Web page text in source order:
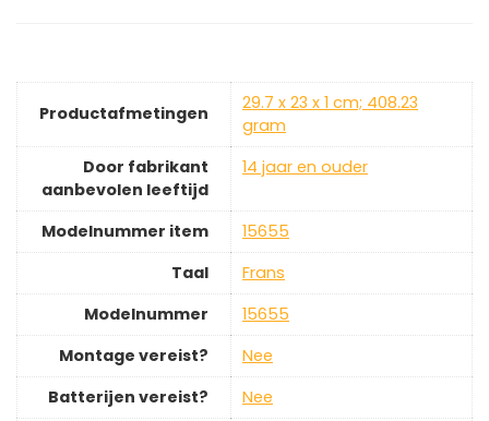
Productafmetingen
‎29.7 x 23 x 1 cm; 408.23
gram
Door fabrikant
aanbevolen leeftijd
‎14 jaar en ouder
Modelnummer item
‎15655
Taal
‎Frans
Modelnummer
‎15655
Montage vereist?
‎Nee
Batterijen vereist?
‎Nee